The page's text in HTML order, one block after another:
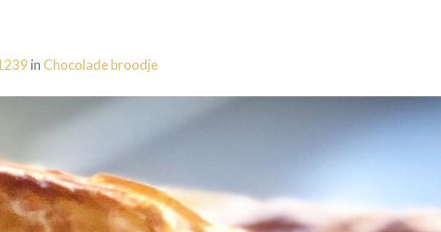
in Chocolade broodje